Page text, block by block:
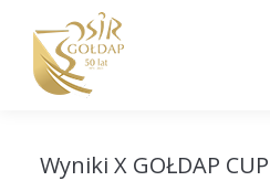
Wyniki X GOŁDAP